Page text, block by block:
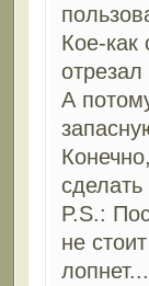
Кое-как
А
P.S.:
не